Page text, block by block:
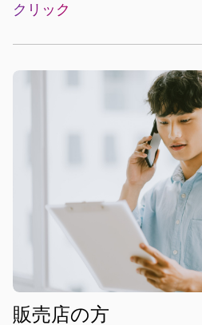
販売店の方